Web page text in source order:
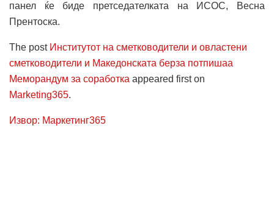
панел ќе биде претседателката на ИСОС, Весна
Прентоска.
The post Институтот на сметководители и овластени
сметководители и Македонската берза потпишаа
Меморандум за соработка appeared first on
Marketing365.
Извор: Маркетинг365